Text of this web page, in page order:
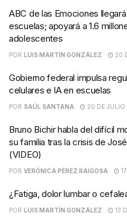
ABC de las Emociones
escuelas; apoyará a 1.6
adolescentes
POR LUIS MARTÍN GONZÁLEZ 20
Gobierno federal impulsa
celulares e IA en escuelas
POR SAÚL SANTANA 20 DE JULIO
Bruno Bichir habla del difícil
su familia tras la crisis de
(VIDEO)
POR VERÓNICA PÉREZ RAIGOSA
¿Fatiga, dolor lumbar o
POR LUIS MARTÍN GONZÁLEZ 13